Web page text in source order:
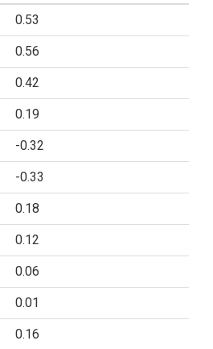
0.53
0.56
0.42
0.19
-0.32
-0.33
0.18
0.12
0.06
0.01
0.16